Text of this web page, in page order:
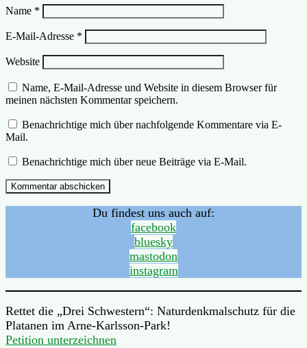
Name *
E-Mail-Adresse *
Website
Name, E-Mail-Adresse und Website in diesem Browser für
meinen nächsten Kommentar speichern.
Benachrichtige mich über nachfolgende Kommentare via E-
Mail.
Benachrichtige mich über neue Beiträge via E-Mail.
Du findest uns auch auf:
facebook
bluesky
mastodon
instagram
Rettet die „Drei Schwestern“: Naturdenkmalschutz für die
Platanen im Arne-Karlsson-Park!
Petition unterzeichnen